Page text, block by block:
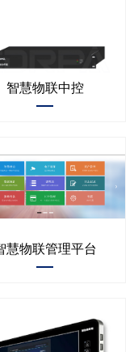
智慧物联中控
慧物联管理平台